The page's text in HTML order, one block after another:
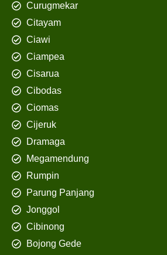
Curugmekar
Citayam
Ciawi
Ciampea
Cisarua
Cibodas
Ciomas
Cijeruk
Dramaga
Megamendung
Rumpin
Parung Panjang
Jonggol
Cibinong
Bojong Gede